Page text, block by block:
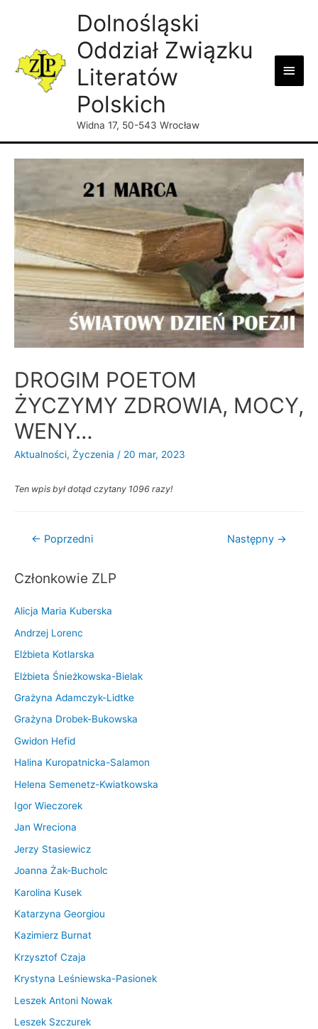
Dolnośląski
Oddział Związku
Literatów
Polskich
Widna 17, 50-543 Wrocław
Main
DROGIM POETOM
ŻYCZYMY ZDROWIA, MOCY,
WENY…
Aktualności, Życzenia / 20 mar, 2023
Ten wpis był dotąd czytany 1096 razy!
Nawigacja
← Poprzedni Następny →
Członkowie ZLP
Alicja Maria Kuberska
Andrzej Lorenc
Elżbieta Kotlarska
Elżbieta Śnieżkowska-Bielak
Grażyna Adamczyk-Lidtke
Grażyna Drobek-Bukowska
Gwidon Hefid
Halina Kuropatnicka-Salamon
Helena Semenetz-Kwiatkowska
Igor Wieczorek
Jan Wreciona
Jerzy Stasiewicz
Joanna Żak-Bucholc
Karolina Kusek
Katarzyna Georgiou
Kazimierz Burnat
Krzysztof Czaja
Krystyna Leśniewska-Pasionek
Leszek Antoni Nowak
Leszek Szczurek